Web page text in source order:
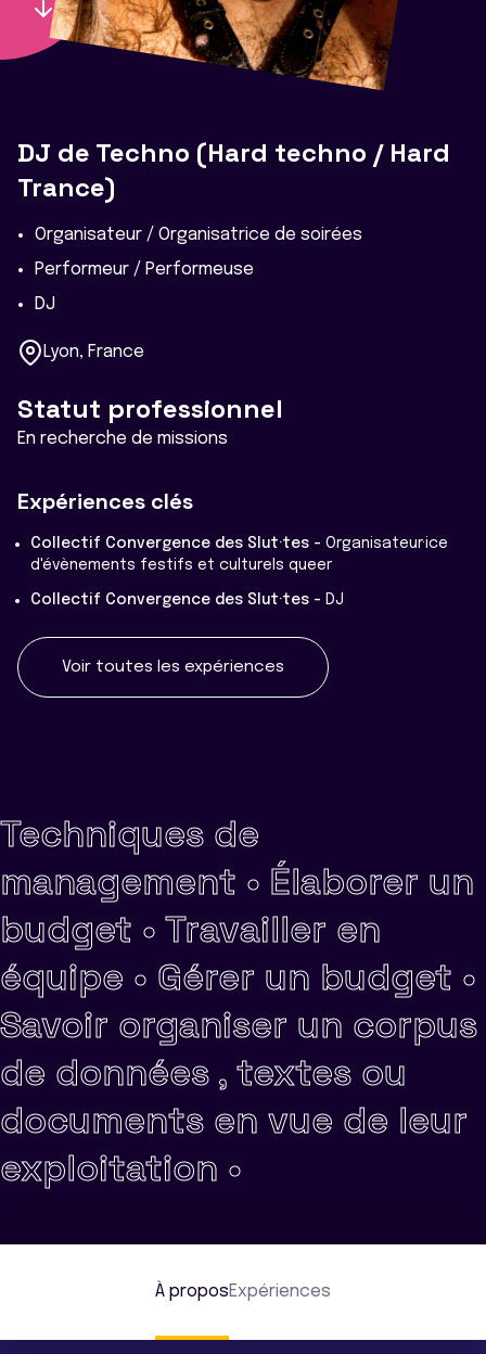
DJ de Techno (Hard techno / Hard
Trance)
Organisateur / Organisatrice de soirées
Performeur / Performeuse
DJ
Lyon, France
Statut professionnel
En recherche de missions
Expériences clés
Collectif Convergence des Slut·tes - Organisateur·ice
d'évènements festifs et culturels queer
Collectif Convergence des Slut·tes - DJ
Voir toutes les expériences
Techniques de
management • Élaborer un
budget • Travailler en
équipe • Gérer un budget •
Savoir organiser un corpus
de données , textes ou
documents en vue de leur
exploitation •
À proposExpériences